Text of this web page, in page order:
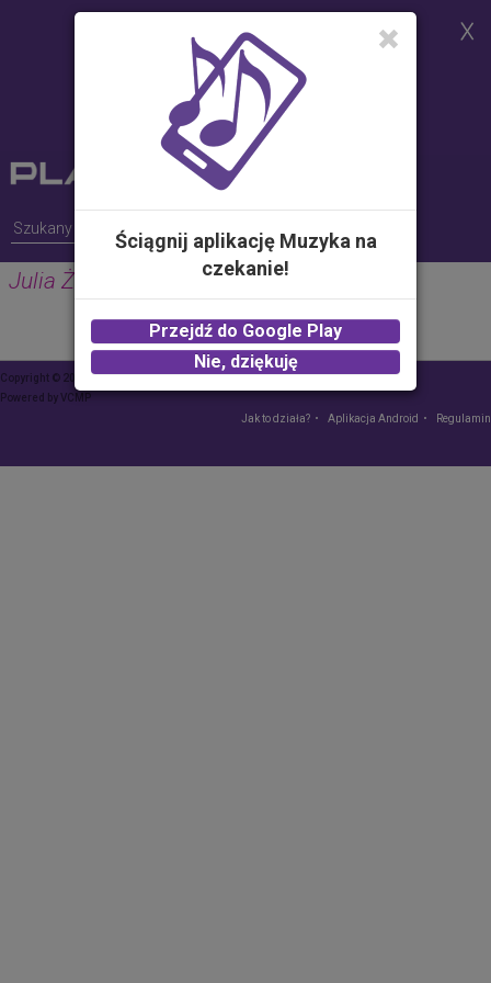
celu realizacji usług i zgodnie z
Polityką Plików Cookies.
Możesz określić warunki
przechowywania lub dostępu do
plików cookies w Twojej
przeglądarce
Julia Żugaj
Copyright © 2015 Play – wszelkie prawa zastrzeżone
Powered byVCMP
Jak to działa?
Aplikacja Android Regulamin
Ściągnij aplikację Muzyka na
czekanie!
Przejdź do Google Play
Nie, dziękuję